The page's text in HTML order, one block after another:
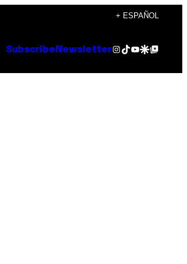
+ ESPAÑOL
Subscribe NewsletterInstagram
TikTok
YouTube
Google Discover
Google Top Posts